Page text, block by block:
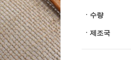
ㆍ수량
ㆍ제조국